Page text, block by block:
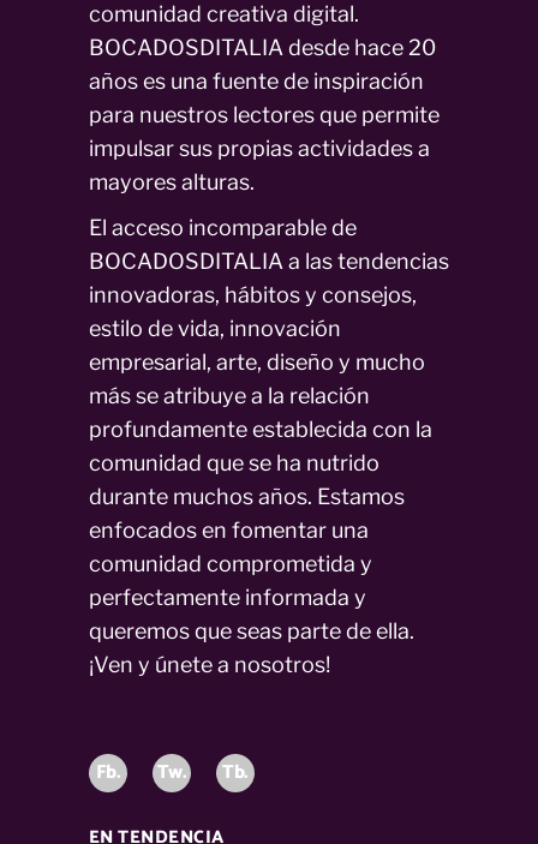
comunidad creativa digital.
BOCADOSDITALIA desde hace 20
años es una fuente de inspiración
para nuestros lectores que permite
impulsar sus propias actividades a
mayores alturas.
El acceso incomparable de
BOCADOSDITALIA a las tendencias
innovadoras, hábitos y consejos,
estilo de vida, innovación
empresarial, arte, diseño y mucho
más se atribuye a la relación
profundamente establecida con la
comunidad que se ha nutrido
durante muchos años. Estamos
enfocados en fomentar una
comunidad comprometida y
perfectamente informada y
queremos que seas parte de ella.
¡Ven y únete a nosotros!
Fb. Tw. Tb.
EN TENDENCIA